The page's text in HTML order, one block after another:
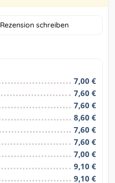
Rezension schreiben
7,00 €
7,60 €
7,60 €
8,60 €
7,60 €
7,60 €
7,00 €
9,10 €
9,10 €